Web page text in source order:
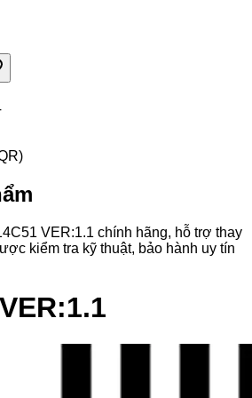
VER:1.1 chính hãng, hỗ trợ thay
kiểm tra kỹ thuật, bảo hành uy tín